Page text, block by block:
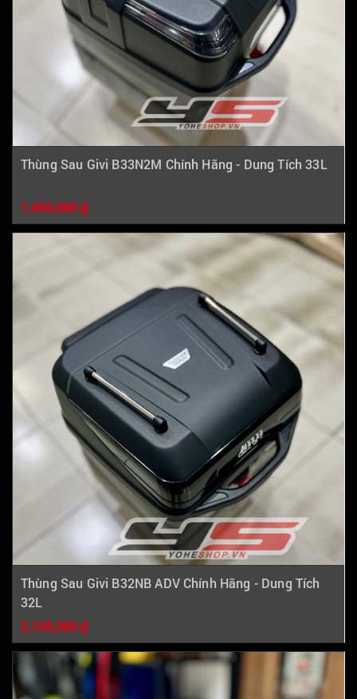
Thùng Sau Givi B33N2M Chính Hãng - Dung Tích 33L
1,450,000 ₫
Thùng Sau Givi B32NB ADV Chính Hãng - Dung Tích
32L
2,150,000 ₫